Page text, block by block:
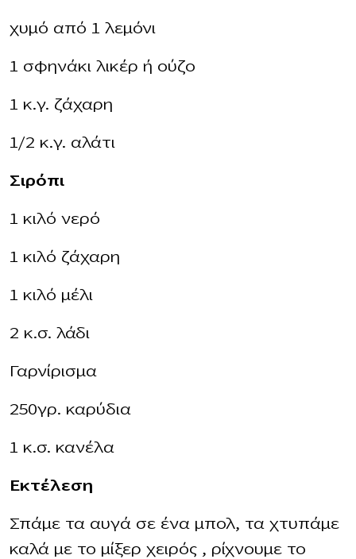
χυμό από 1 λεμόνι
1 σφηνάκι λικέρ ή ούζο
1 κ.γ. ζάχαρη
1/2 κ.γ. αλάτι
Σιρόπι
1 κιλό νερό
1 κιλό ζάχαρη
1 κιλό μέλι
2 κ.σ. λάδι
Γαρνίρισμα
250γρ. καρύδια
1 κ.σ. κανέλα
Εκτέλεση
Σπάμε τα αυγά σε ένα μπολ, τα χτυπάμε
καλά με το μίξερ χειρός , ρίχνουμε το